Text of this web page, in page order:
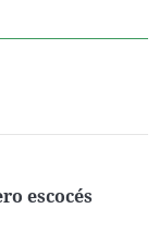
escocés